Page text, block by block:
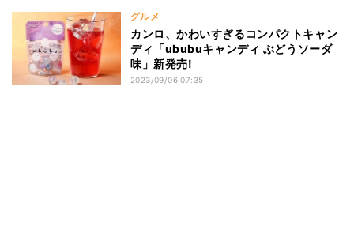
グルメ
カンロ、かわいすぎるコンパクトキャン
ディ「ububuキャンディ ぶどうソーダ
味」新発売!
2023/09/06 07:35